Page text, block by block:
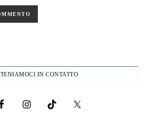
TENIAMOCI IN CONTATTO